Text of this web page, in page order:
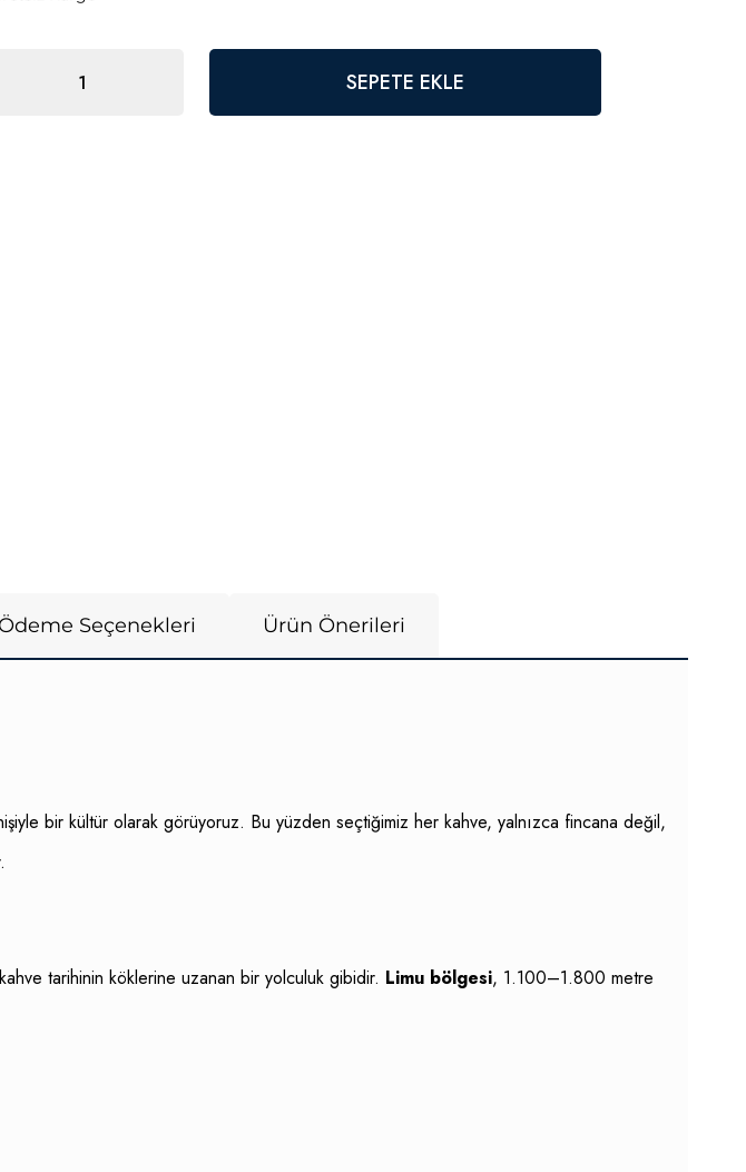
Ödeme Seçenekleri Ürün Önerileri
bir kültür olarak görüyoruz. Bu yüzden seçtiğimiz her kahve, yalnızca fincana değil,
tarihinin köklerine uzanan bir yolculuk gibidir. Limu bölgesi, 1.100–1.800 metre